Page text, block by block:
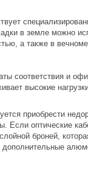
в земле можно
а также в
соответствия и
высокие
приобрести
оптические
броней,
дополнительные